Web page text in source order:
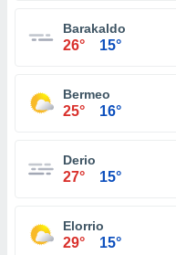
Barakaldo
26° 15°
Bermeo
25° 16°
Derio
27° 15°
Elorrio
29° 15°